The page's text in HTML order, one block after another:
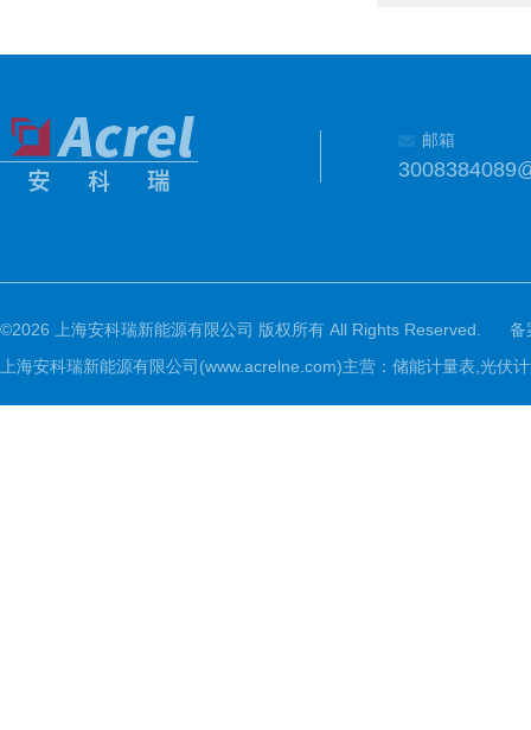
邮箱
©2026 上海安科瑞新能源有限公司 版权所有 All Rights Reserved.
备
上海安科瑞新能源有限公司(www.acrelne.com)主营：储能计量表,光伏